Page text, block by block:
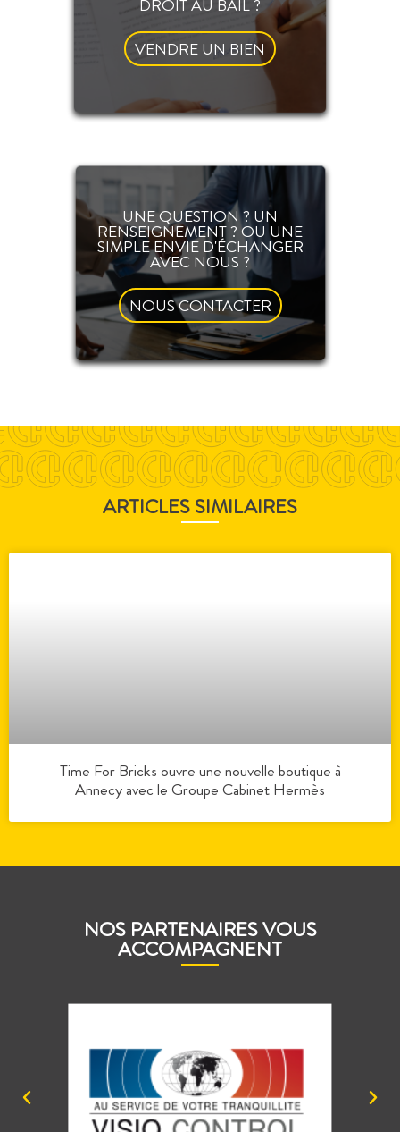
DROIT AU BAIL ?
VENDRE UN BIEN
UNE QUESTION ? UN
RENSEIGNEMENT ? OU UNE
SIMPLE ENVIE D'ÉCHANGER
AVEC NOUS ?
NOUS CONTACTER
Time For Bricks ouvre une nouvelle boutique à
Annecy avec le Groupe Cabinet Hermès
ARTICLES SIMILAIRES
NOS PARTENAIRES VOUS
ACCOMPAGNENT